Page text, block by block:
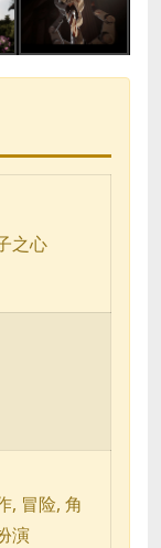
之心
, 冒险, 角
演